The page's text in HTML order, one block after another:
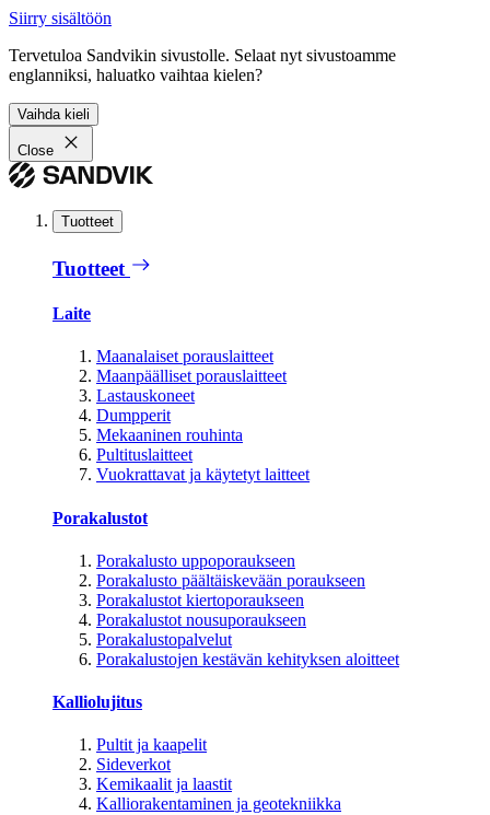
Siirry sisältöön
Tervetuloa Sandvikin sivustolle. Selaat nyt sivustoamme
englanniksi, haluatko vaihtaa kielen?
Vaihda kieli
Close
Tuotteet
Tuotteet
Laite
Maanalaiset porauslaitteet
Maanpäälliset porauslaitteet
Lastauskoneet
Dumpperit
Mekaaninen rouhinta
Pultituslaitteet
Vuokrattavat ja käytetyt laitteet
Porakalustot
Porakalusto uppoporaukseen
Porakalusto päältäiskevään poraukseen
Porakalustot kiertoporaukseen
Porakalustot nousuporaukseen
Porakalustopalvelut
Porakalustojen kestävän kehityksen aloitteet
Kalliolujitus
Pultit ja kaapelit
Sideverkot
Kemikaalit ja laastit
Kalliorakentaminen ja geotekniikka